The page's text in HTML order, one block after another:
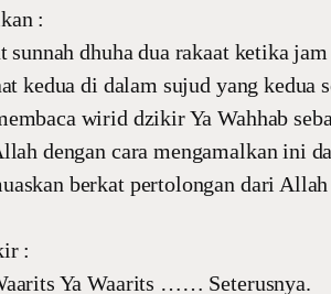
:
sunnah dhuha dua rakaat ketika
kedua di dalam sujud yang kedua
wirid dzikir Ya Wahhab
dengan cara mengamalkan ini
berkat pertolongan dari
:
Ya Waarits …… Seterusnya.